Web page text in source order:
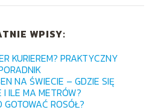
WPISY:
KURIEREM? PRAKTYCZNY
NA ŚWIECIE – GDZIE SIĘ
I ILE MA METRÓW?
GOTOWAĆ ROSÓŁ?